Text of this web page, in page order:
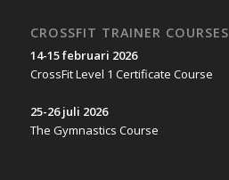
CROSSFIT TRAINER COURSES
14-15 februari 2026
CrossFit Level 1 Certificate Course
25-26 juli 2026
The Gymnastics Course